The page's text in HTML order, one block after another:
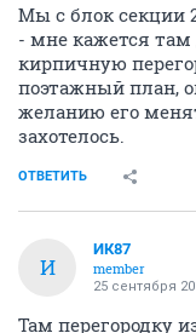
Мы с блок секции
- мне кажется там
кирпичную
поэтажный план,
желанию его
захотелось.
ОТВЕТИТЬ
И
ИК87
member
25 сентября
Там перегородку